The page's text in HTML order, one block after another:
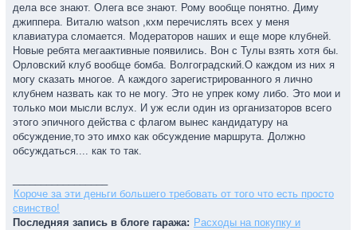
дела все знают. Олега все знают. Рому вообще понятно. Диму
джиппера. Виталю watson ,кхм перечислять всех у меня
клавиатура сломается. Модераторов наших и еще море клубней.
Новые ребята мегаактивные появились. Вон с Тулы взять хотя бы.
Орловский клуб вообще бомба. Волгоградский.О каждом из них я
могу сказать многое. А каждого зарегистрированного я лично
клубнем назвать как то не могу. Это не упрек кому либо. Это мои и
только мои мысли вслух. И уж если один из организаторов всего
этого эпичного действа с флагом вынес кандидатуру на
обсуждение,то это имхо как обсуждение маршрута. Должно
обсуждаться.... как то так.
Короче за эти деньги большего требовать от того что есть просто
свинство!
Последняя запись в блоге гаража: Расходы на покупку и